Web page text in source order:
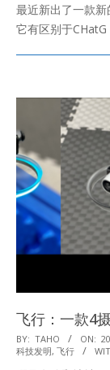
05
最近新出了一款
它有区别于CHatG
飞行：一款4
2024-
12-
BY: TAHO ON:
科技发明, 飞行